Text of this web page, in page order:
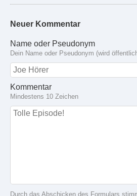
Neuer Kommentar
Name oder Pseudonym
Dein Name oder Pseudonym (wird
Kommentar
Mindestens 10 Zeichen
Durch das Abschicken des Formulars